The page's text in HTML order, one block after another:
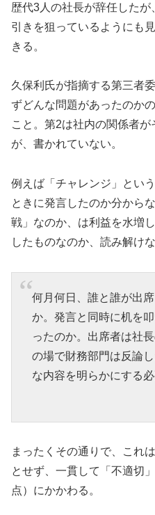
歴代3人の社長が辞任したが
引きを狙っているようにも
きる。
久保利氏が指摘する第三者
ずどんな問題があったのか
こと。第2は社内の関係者
が、書かれていない。
例えば「チャレンジ」とい
ときに発言したのか分から
戦」なのか、は利益を水増
したものなのか、読み解けな
何月何日、誰と誰が出
か。発言と同時に机を
ったのか。出席者は社
の場で財務部門は反論
な内容を明らかにする必
まったくその通りで、これ
とせず、一貫して「不適切
点）にかかわる。